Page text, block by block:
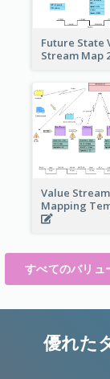
Future State
Stream Map
Value Stream
Mapping
すべてのバリュ
優れた